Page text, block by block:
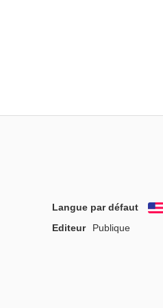
Langue par défaut
Editeur
Publique